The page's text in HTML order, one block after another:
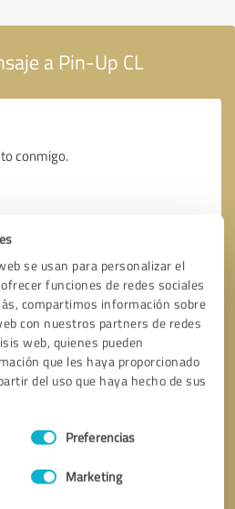
se usan para personalizar el
funciones de redes sociales
compartimos información sobre
con nuestros partners de redes
web, quienes pueden
que les haya proporcionado
del uso que haya hecho de sus
Preferencias
Marketing
a Pin-Up CL
* campos obligatorios